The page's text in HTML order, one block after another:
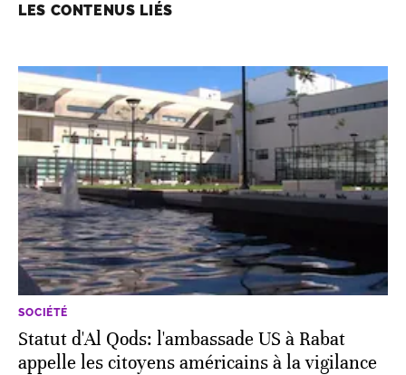
LES CONTENUS LIÉS
SOCIÉTÉ
Statut d'Al Qods: l'ambassade US à Rabat
appelle les citoyens américains à la vigilance